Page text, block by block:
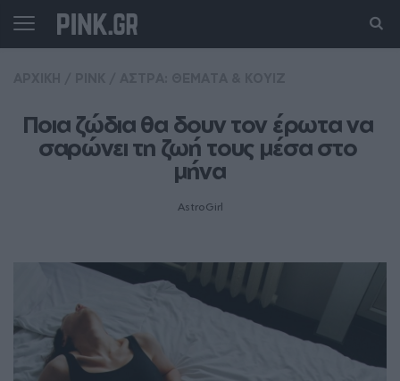
Ποια ζώδια θα δουν τον έρωτα να
σαρώνει τη ζωή τους μέσα στο
μήνα
AstroGirl